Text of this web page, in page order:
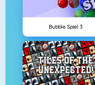
Bubble Spiel 3